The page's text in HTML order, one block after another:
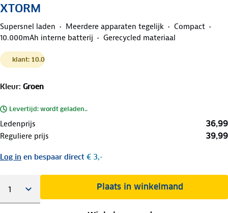
XTORM
Supersnel laden Meerdere apparaten tegelijk
Compact
10.000mAh interne batterij
Gerecycled materiaal
klant: 10.0
Kleur: Groen
Levertijd: wordt geladen..
Ledenprijs 36,99
Reguliere prijs 39,99
Log in en bespaar direct € 3,-
Plaats in winkelmand